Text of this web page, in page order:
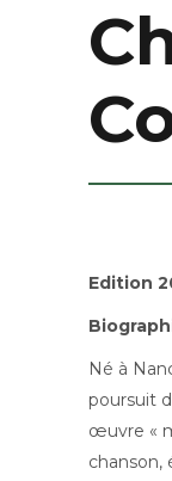
Edition
Né à
poursuit
œuvre «
chanson,